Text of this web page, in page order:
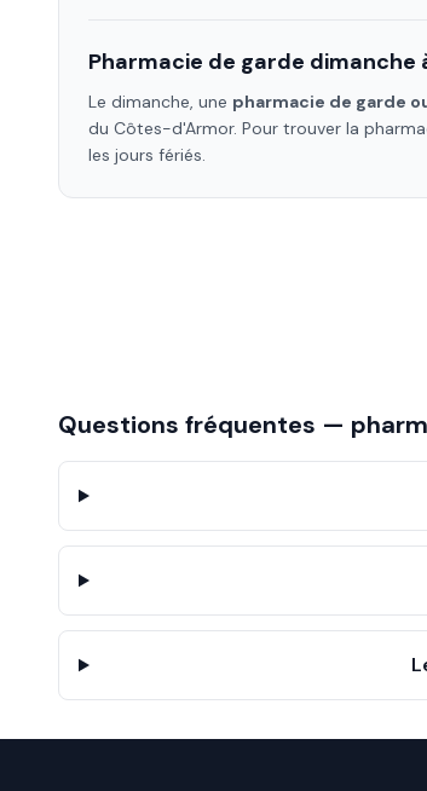
Pharmacie de garde dimanche
Le dimanche, une pharmacie de garde
du Côtes-d'Armor. Pour trouver la
les jours fériés.
Questions fréquentes —